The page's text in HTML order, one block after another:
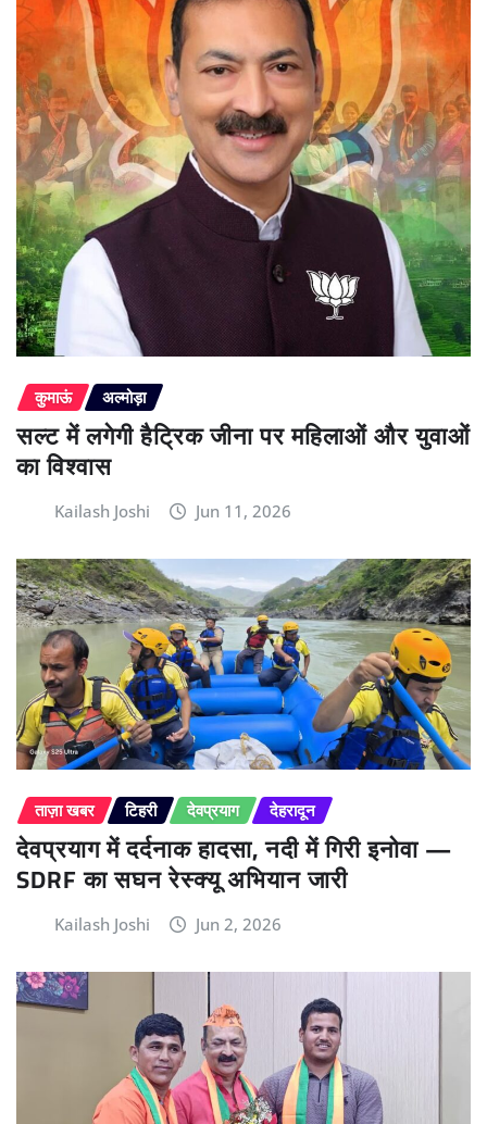
कुमाऊं अल्मोड़ा
सल्ट में लगेगी हैट्रिक जीना पर महिलाओं और युवाओं
का विश्वास
Kailash Joshi Jun 11, 2026
ताज़ा खबर टिहरी देवप्रयाग देहरादून
देवप्रयाग में दर्दनाक हादसा, नदी में गिरी इनोवा —
SDRF का सघन रेस्क्यू अभियान जारी
Kailash Joshi Jun 2, 2026